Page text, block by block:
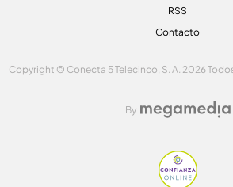
RSS
Contacto
Copyright © Conecta 5 Telecinco, S. A. 2026
By